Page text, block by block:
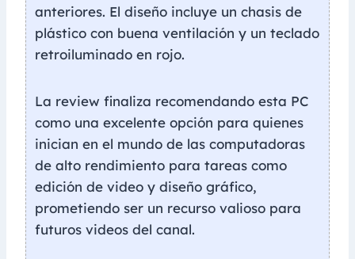
anteriores. El diseño incluye un chasis de
plástico con buena ventilación y un teclado
retroiluminado en rojo.
La review finaliza recomendando esta PC
como una excelente opción para quienes
inician en el mundo de las computadoras
de alto rendimiento para tareas como
edición de video y diseño gráfico,
prometiendo ser un recurso valioso para
futuros videos del canal.